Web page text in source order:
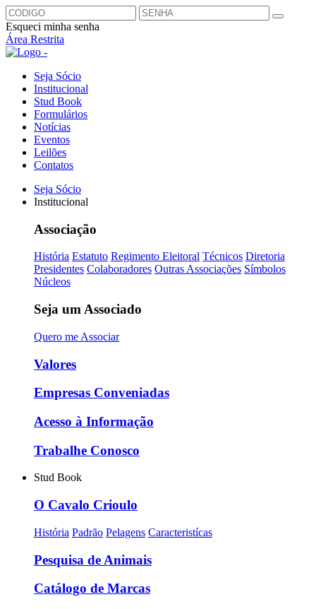
Esqueci minha senha
Área Restrita
Seja Sócio
Institucional
Stud Book
Formulários
Notícias
Eventos
Leilões
Contatos
Seja Sócio
Institucional
Associação
História Estatuto Regimento Eleitoral Técnicos Diretoria
Presidentes Colaboradores Outras Associações Símbolos
Núcleos
Seja um Associado
Quero me Associar
Valores
Empresas Conveniadas
Acesso à Informação
Trabalhe Conosco
Stud Book
O Cavalo Crioulo
História Padrão Pelagens Caracteristícas
Pesquisa de Animais
Catálogo de Marcas